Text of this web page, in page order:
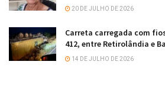
20 DE JULHO DE 2026
Carreta carregada com
412, entre Retirolândia e
14 DE JULHO DE 2026